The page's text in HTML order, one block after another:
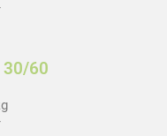
30/60